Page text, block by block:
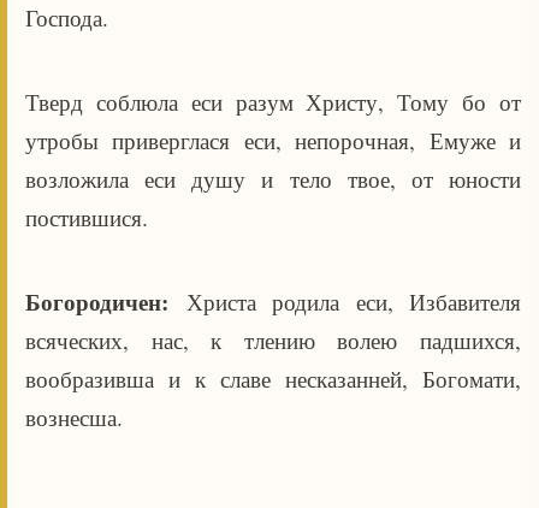
Господа.
Тверд соблюла еси разум Христу, Тому бо от
утробы приверглася еси, непорочная, Емуже и
возложила еси душу и тело твое, от юности
постившися.
Богородичен: Христа родила еси, Избавителя
всяческих, нас, к тлению волею падшихся,
вообразивша и к славе несказанней, Богомати,
вознесша.